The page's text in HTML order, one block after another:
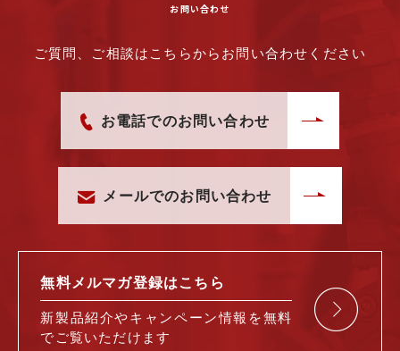
お問い合わせ
ご質問、ご相談はこちらからお問い合わせください
お電話でのお問い合わせ
メールでのお問い合わせ
無料メルマガ登録はこちら
新製品紹介やキャンペーン情報を無料
で ご覧いただけます